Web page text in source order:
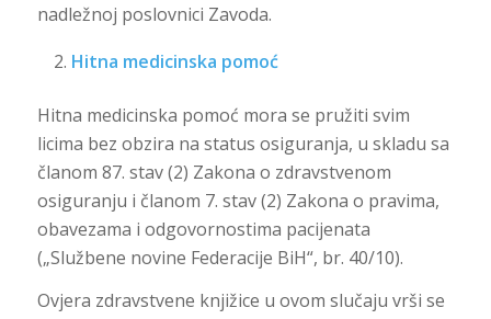
nadležnoj poslovnici Zavoda.
Hitna medicinska pomoć
Hitna medicinska pomoć mora se pružiti svim
licima bez obzira na status osiguranja, u skladu sa
članom 87. stav (2) Zakona o zdravstvenom
osiguranju i članom 7. stav (2) Zakona o pravima,
obavezama i odgovornostima pacijenata
(„Službene novine Federacije BiH“, br. 40/10).
Ovjera zdravstvene knjižice u ovom slučaju vrši se